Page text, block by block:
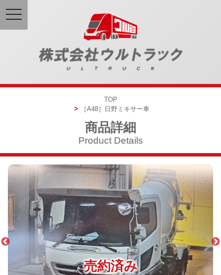
TOP
［A48］
日野 ミキサー車
商品詳細
Product Details
売約済み
toggle
navigation